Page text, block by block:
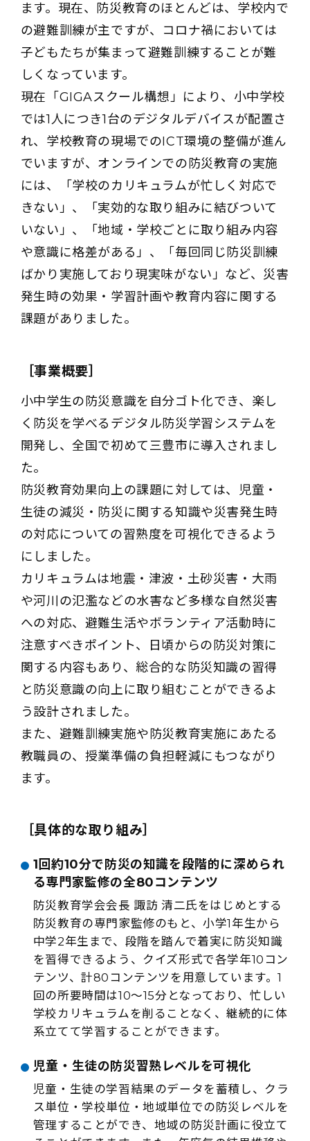
ます。現在、防災教育のほとんどは、学校内で
の避難訓練が主ですが、コロナ禍においては
子どもたちが集まって避難訓練することが難
しくなっています。
現在「GIGAスクール構想」により、小中学校
では1人につき1台のデジタルデバイスが配置さ
れ、学校教育の現場でのICT環境の整備が進ん
でいますが、オンラインでの防災教育の実施
には、「学校のカリキュラムが忙しく対応で
きない」、「実効的な取り組みに結びついて
いない」、「地域・学校ごとに取り組み内容
や意識に格差がある」、「毎回同じ防災訓練
ばかり実施しており現実味がない」など、災害
発生時の効果・学習計画や教育内容に関する
課題がありました。
［事業概要］
小中学生の防災意識を自分ゴト化でき、楽し
く防災を学べるデジタル防災学習システムを
開発し、全国で初めて三豊市に導入されまし
た。
防災教育効果向上の課題に対しては、児童・
生徒の減災・防災に関する知識や災害発生時
の対応についての習熟度を可視化できるよう
にしました。
カリキュラムは地震・津波・土砂災害・大雨
や河川の氾濫などの水害など多様な自然災害
への対応、避難生活やボランティア活動時に
注意すべきポイント、日頃からの防災対策に
関する内容もあり、総合的な防災知識の習得
と防災意識の向上に取り組むことができるよ
う設計されました。
また、避難訓練実施や防災教育実施にあたる
教職員の、授業準備の負担軽減にもつながり
ます。
［具体的な取り組み］
1回約10分で防災の知識を段階的に深められ
る専門家監修の全80コンテンツ
防災教育学会会長 諏訪 清二氏をはじめとする
防災教育の専門家監修のもと、小学1年生から
中学2年生まで、段階を踏んで着実に防災知識
を習得できるよう、クイズ形式で各学年10コン
テンツ、計80コンテンツを用意しています。1
回の所要時間は10～15分となっており、忙しい
学校カリキュラムを削ることなく、継続的に体
系立てて学習することができます。
児童・生徒の防災習熟レベルを可視化
児童・生徒の学習結果のデータを蓄積し、クラ
ス単位・学校単位・地域単位での防災レベルを
管理することができ、地域の防災計画に役立て